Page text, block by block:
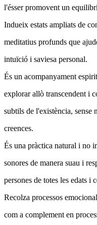
l'ésser promovent un
Indueix estats ampliats de
meditatius profunds que
intuïció i saviesa personal.
És un acompanyament
explorar allò transcendent i
subtils de l'existència, sense
creences.
És una pràctica natural i no
sonores de manera suau i
persones de totes les edats i
Recolza processos
com a complement en